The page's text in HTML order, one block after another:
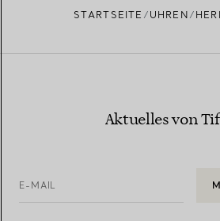
STARTSEITE UHREN
Aktuelles von
E-MAIL